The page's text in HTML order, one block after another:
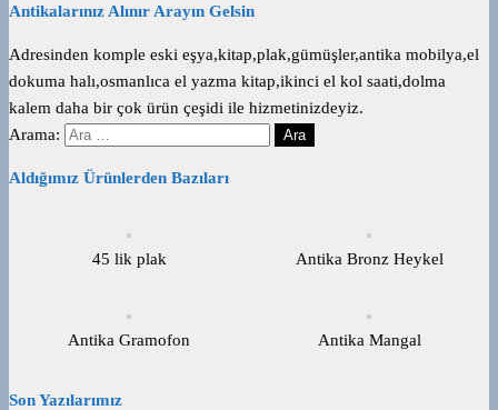
Antikalarınız Alınır Arayın Gelsin
Adresinden komple eski eşya,kitap,plak,gümüşler,antika mobilya,el
dokuma halı,osmanlıca el yazma kitap,ikinci el kol saati,dolma
kalem daha bir çok ürün çeşidi ile hizmetinizdeyiz.
Arama:
Aldığımız Ürünlerden Bazıları
45 lik plak Antika Bronz Heykel
Antika Gramofon Antika Mangal
Son Yazılarımız